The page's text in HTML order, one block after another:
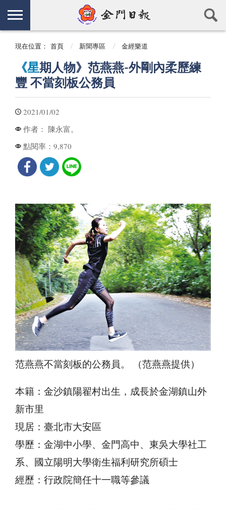
現在位置： 首頁 新聞專區 金經樂道
《星期人物》范燕燕-外剛內柔歷練
豐 不當刻板公務員
2021/01/02
作者： 陳永富。
點閱率： 9,870
范燕燕不當刻板的公務員。 （范燕燕提供）
本籍：金沙鎮陽翟村出生，成長於金湖鎮山外
新市里
現居：臺北市大安區
學歷：金湖中小學、金門高中、東吳大學社工
系、國立陽明大學衛生福利研究所碩士
經歷：行政院簡任十一職等參議